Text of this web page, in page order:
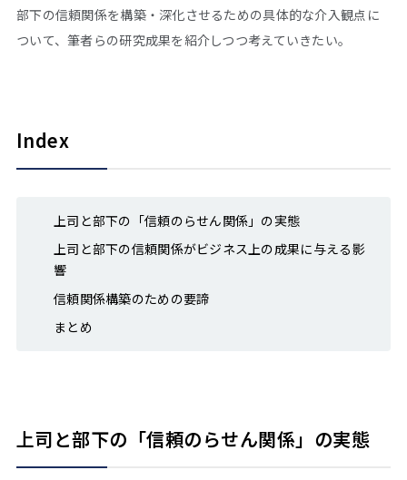
部下の信頼関係を構築・深化させるための具体的な介入観点に
ついて、筆者らの研究成果を紹介しつつ考えていきたい。
Index
上司と部下の「信頼のらせん関係」の実態
上司と部下の信頼関係がビジネス上の成果に与える影
響
信頼関係構築のための要諦
まとめ
上司と部下の「信頼のらせん関係」の実態